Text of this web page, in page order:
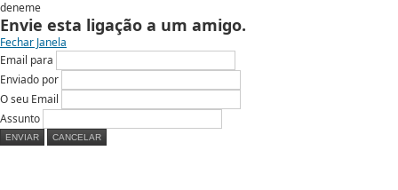
deneme
Envie esta ligação a um amigo.
Fechar Janela
Email para
Enviado por
O seu Email
Assunto
ENVIAR CANCELAR